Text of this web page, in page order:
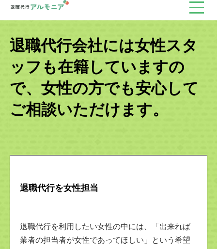
退職代行会社には女性スタ
ッフも在籍していますの
で、女性の方でも安心して
ご相談いただけます。
退職代行を女性担当
退職代行を利用したい女性の中には、「出来れば
業者の担当者が女性であってほしい」という希望